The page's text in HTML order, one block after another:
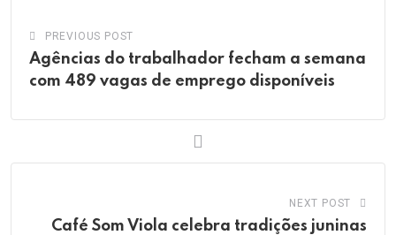
PREVIOUS POST
Agências do trabalhador fecham a semana
com 489 vagas de emprego disponíveis
NEXT POST
Café Som Viola celebra tradições juninas